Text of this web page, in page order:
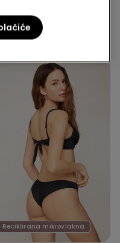
cijena 30 dana prije početka
10,99 €
-50%
cijena:10,99 €
Reciklirana mikrovlakna